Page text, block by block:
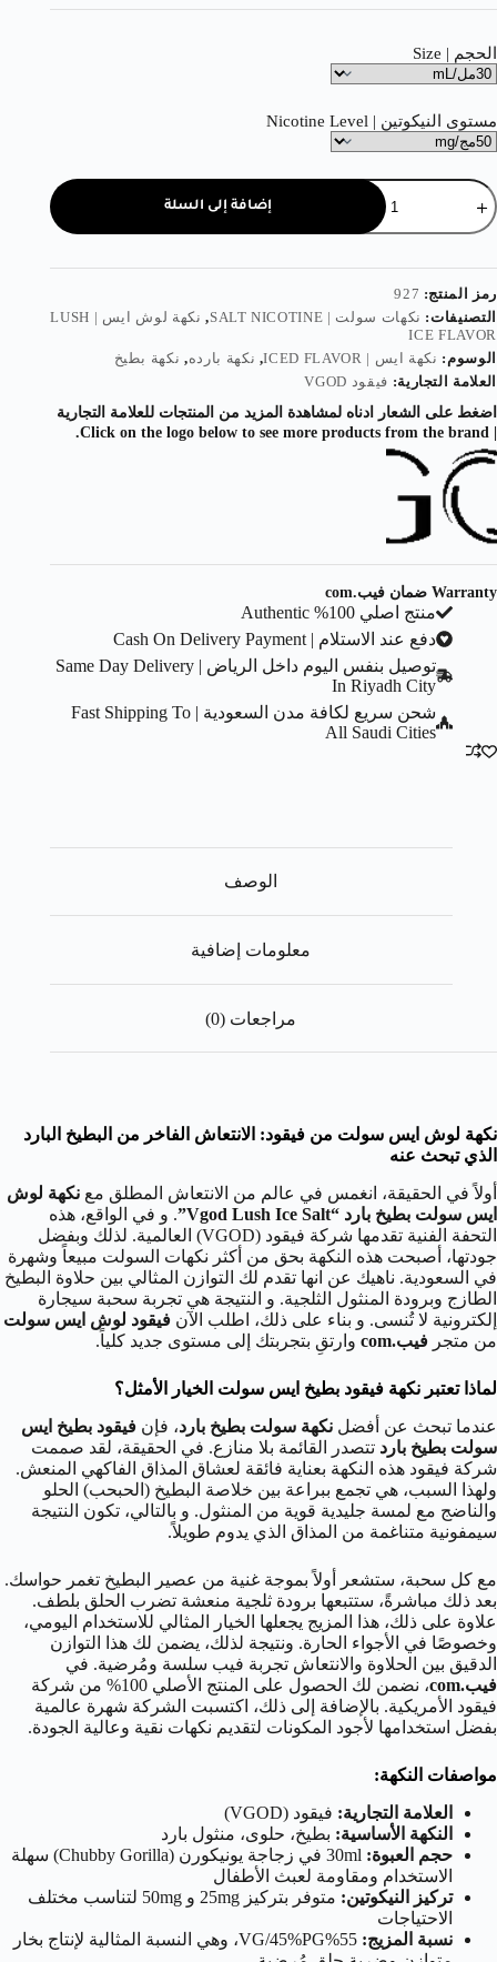
الحجم | Size
مستوى النيكوتين | Nicotine Level
إضافة إلى السلة
رمز المنتج: 927
التصنيفات: نكهات سولت | SALT NICOTINE ,
نكهة لوش ايس | LUSH
ICE FLAVOR
الوسوم: نكهة ايس | ICED FLAVOR , نكهة بارده, نكهة بطيخ
العلامة التجارية: فيقود VGOD
اضغط على الشعار ادناه لمشاهدة المزيد من المنتجات للعلامة التجارية
Warranty ضمان فيب.com
منتج اصلي 100% Authentic
دفع عند الاستلام | Cash On Delivery Payment
توصيل بنفس اليوم داخل الرياض | Same Day Delivery
In Riyadh City
شحن سريع لكافة مدن السعودية | Fast Shipping To
All Saudi Cities
الوصف
معلومات إضافية
مراجعات (0)
نكهة لوش ايس سولت من فيقود: الانتعاش الفاخر من البطيخ البارد
الذي تبحث عنه
أولاً في الحقيقة، انغمس في عالم من الانتعاش المطلق مع نكهة لوش
ايس سولت بطيخ بارد “Vgod Lush Ice Salt”
. و في الواقع، هذه
التحفة الفنية تقدمها شركة فيقود (VGOD) العالمية. لذلك وبفضل
جودتها، أصبحت هذه النكهة بحق من أكثر نكهات السولت مبيعاً وشهرة
في السعودية. ناهيك عن انها تقدم لك التوازن المثالي بين حلاوة البطيخ
الطازج وبرودة المنثول الثلجية. و النتيجة هي تجربة سحبة سيجارة
إلكترونية لا تُنسى. و بناء على ذلك، اطلب الآن فيقود لوش ايس سولت
من متجر فيب.com وارتقِ بتجربتك إلى مستوى جديد كلياً.
لماذا تعتبر نكهة فيقود بطيخ ايس سولت الخيار الأمثل؟
عندما تبحث عن أفضل نكهة سولت بطيخ بارد، فإن فيقود بطيخ ايس
سولت بطيخ بارد تتصدر القائمة بلا منازع. في الحقيقة، لقد صممت
شركة فيقود هذه النكهة بعناية فائقة لعشاق المذاق الفاكهي المنعش.
ولهذا السبب، هي تجمع ببراعة بين خلاصة البطيخ (الحبحب) الحلو
والناضج مع لمسة جليدية قوية من المنثول. و بالتالي، تكون النتيجة
سيمفونية متناغمة من المذاق الذي يدوم طويلاً.
مع كل سحبة، ستشعر أولاً بموجة غنية من عصير البطيخ تغمر حواسك.
بعد ذلك مباشرةً، ستتبعها برودة ثلجية منعشة تضرب الحلق بلطف.
علاوة على ذلك، هذا المزيج يجعلها الخيار المثالي للاستخدام اليومي،
وخصوصًا في الأجواء الحارة. ونتيجة لذلك، يضمن لك هذا التوازن
الدقيق بين الحلاوة والانتعاش تجربة فيب سلسة ومُرضية. في
فيب.com
، نضمن لك الحصول على المنتج الأصلي 100% من شركة
فيقود الأمريكية. بالإضافة إلى ذلك، اكتسبت الشركة شهرة عالمية
بفضل استخدامها لأجود المكونات لتقديم نكهات نقية وعالية الجودة.
مواصفات النكهة:
العلامة التجارية: فيقود (VGOD)
النكهة الأساسية: بطيخ، حلوى، منثول بارد
حجم العبوة: 30ml
في زجاجة يونيكورن (Chubby Gorilla) سهلة
الاستخدام ومقاومة لعبث الأطفال
تركيز النيكوتين: متوفر بتركيز 25mg و 50mg لتناسب مختلف
الاحتياجات
نسبة المزيج: 55%VG/45%PG
، وهي النسبة المثالية لإنتاج بخار